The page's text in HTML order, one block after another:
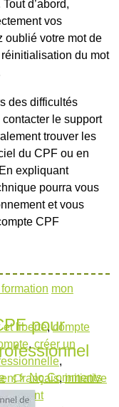
d’abord,
vos
oublié votre mot de
du mot
des difficultés
le support
trouver les
du CPF ou en
expliquant
pourra vous
et vous
CPF
mon
et liberté,compte
, créer un
,
français,initiative
pour
No Comments